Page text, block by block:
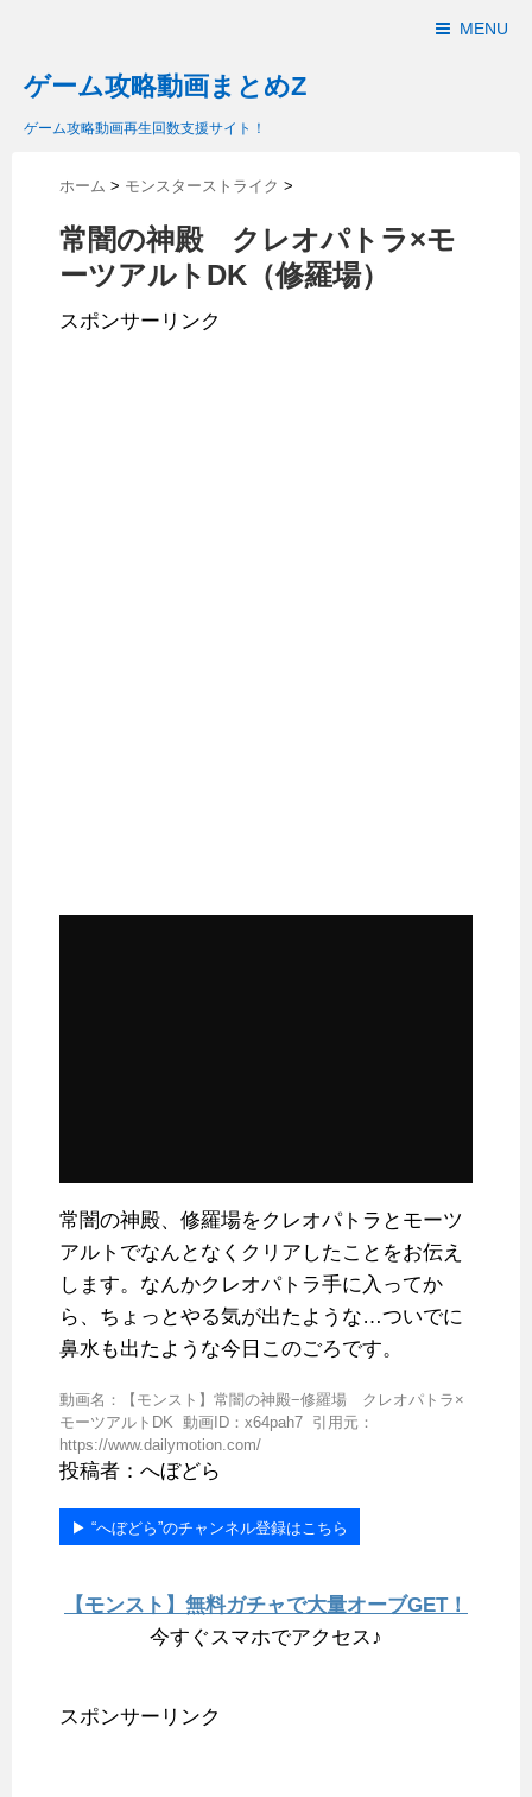
MENU
ゲーム攻略動画まとめZ
ゲーム攻略動画再生回数支援サイト！
ホーム > モンスターストライク >
常闇の神殿 クレオパトラ×モ
ーツアルトDK（修羅場）
スポンサーリンク
常闇の神殿、修羅場をクレオパトラとモーツ
アルトでなんとなくクリアしたことをお伝え
します。なんかクレオパトラ手に入ってか
ら、ちょっとやる気が出たような…ついでに
鼻水も出たような今日このごろです。
動画名：【モンスト】常闇の神殿−修羅場 クレオパトラ×
モーツアルトDK 動画ID：x64pah7 引用元：
https://www.dailymotion.com/
投稿者：へぼどら
▶︎ “へぼどら”のチャンネル登録はこちら
【モンスト】無料ガチャで大量オーブGET！
今すぐスマホでアクセス♪
スポンサーリンク